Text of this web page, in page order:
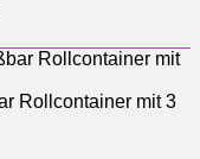
Rollcontainer mit 3